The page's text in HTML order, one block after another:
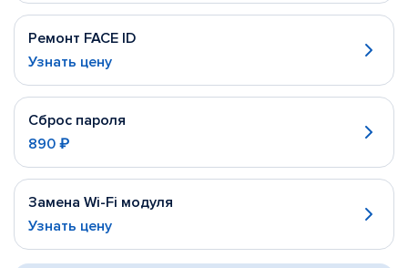
Ремонт FACE ID
Узнать цену
Сброс пароля
890 ₽
Замена Wi-Fi модуля
Узнать цену